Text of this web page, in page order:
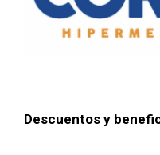
Descuentos y